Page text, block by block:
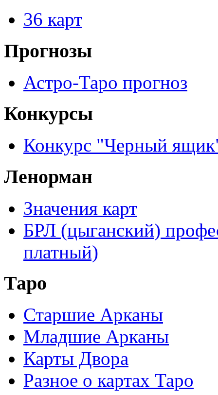
36 карт
Прогнозы
Астро-Таро прогноз
Конкурсы
Конкурс "Черный
Ленорман
Значения карт
БРЛ (цыганский)
платный)
Таро
Старшие Арканы
Младшие Арканы
Карты Двора
Разное о картах Таро